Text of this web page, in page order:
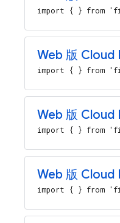
import { } from
Web 版
import { } from
Web 版 Cloud
import { } from
Web 版 Cloud
import { } from